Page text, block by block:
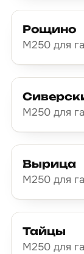
Рощино
М250 для
М250 для
Вырица
М250 для
Тайцы
М250 для